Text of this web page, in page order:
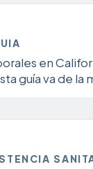
en
guía va de